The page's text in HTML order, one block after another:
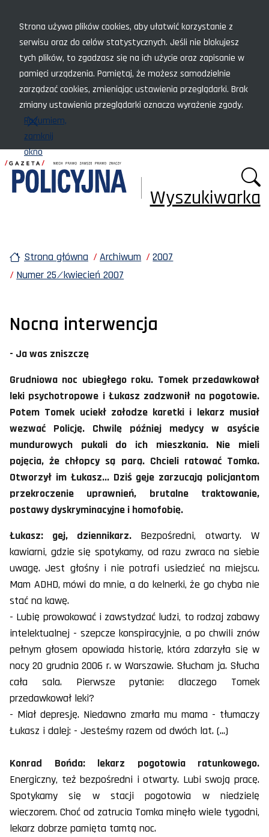
Strona używa plików cookies, aby ułatwić korzystanie z
serwisu oraz do celów statystycznych. Jeśli nie blokujesz
tych plików, to zgadzasz się na ich użycie oraz zapisanie w
pamięci urządzenia. Pamiętaj, że możesz samodzielnie
zarządzać cookies, zmieniając ustawienia przeglądarki. Brak
zmiany ustawienia przeglądarki oznacza wyrażenie zgody.
Rozumiem,
zamknij
okno
Wyszukiwarka
Strona główna Archiwum
2007
Numer 25 ⁄ kwiecień 2007
Nocna interwencja
- Ja was zniszczę
Grudniowa noc ubiegłego roku. Tomek przedawkował
leki psychotropowe i Łukasz zadzwonił na pogotowie.
Potem Tomek uciekł załodze karetki i lekarz musiał
wezwać Policję. Chwilę później medycy w asyście
mundurowych pukali do ich mieszkania. Nie mieli
pojęcia, że chłopcy są parą. Chcieli ratować Tomka.
Otworzył im Łukasz... Dziś geje zarzucają policjantom
przekroczenie uprawnień, brutalne traktowanie,
postawy dyskryminacyjne i homofobię.
Łukasz: gej, dziennikarz.Bezpośredni, otwarty. W
kawiarni, gdzie się spotykamy, od razu zwraca na siebie
uwagę. Jest głośny i nie potrafi usiedzieć na miejscu.
Mam ADHD, mówi do mnie, a do kelnerki, że go chyba nie
stać na kawę.
- Lubię prowokować i zawstydzać ludzi, to rodzaj zabawy
intelektualnej - szepcze konspiracyjnie, a po chwili znów
pełnym głosem opowiada historię, która zdarzyła się w
nocy 20 grudnia 2006 r. w Warszawie. Słucham ja. Słucha
cała sala. Pierwsze pytanie: dlaczego Tomek
przedawkował leki?
- Miał depresję. Niedawno zmarła mu mama - tłumaczy
Łukasz i dalej: - Jesteśmy razem od dwóch lat. (...)
Konrad Bońda: lekarz pogotowia ratunkowego.
Energiczny, też bezpośredni i otwarty. Lubi swoją pracę.
Spotykamy się w stacji pogotowia w niedzielę
wieczorem. Choć od zatrucia Tomka minęło wiele tygodni,
lekarz dobrze pamięta tamtą noc.